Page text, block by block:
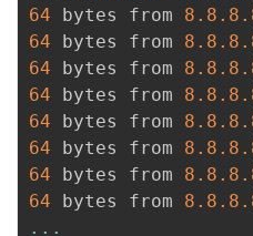
64 bytes from 8.8 .8
64 bytes from 8.8 .8
64 bytes from 8.8 .8
64 bytes from 8.8 .8
64 bytes from 8.8 .8
64 bytes from 8.8 .8
64 bytes from 8.8 .8
64 bytes from 8.8 .8
...